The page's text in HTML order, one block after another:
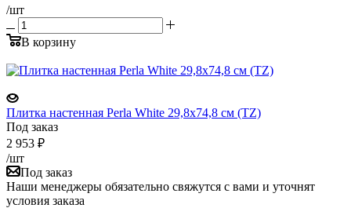
/шт
В корзину
Плитка настенная Perla White 29,8x74,8 см (TZ)
Под заказ
2 953 ₽
/шт
Под заказ
Наши менеджеры обязательно свяжутся с вами и уточнят
условия заказа